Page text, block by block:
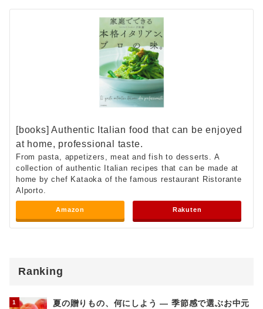
[books] Authentic Italian food that can be enjoyed
at home, professional taste.
From pasta, appetizers, meat and fish to desserts. A
collection of authentic Italian recipes that can be made at
home by chef Kataoka of the famous restaurant Ristorante
Alporto.
Amazon Rakuten
Ranking
夏の贈りもの、何にしよう ― 季節感で選ぶお中元